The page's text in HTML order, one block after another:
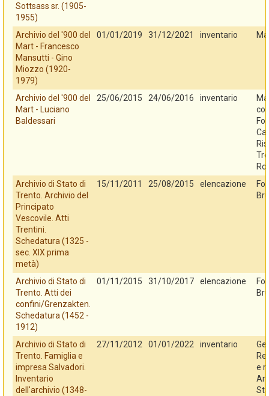
Sottsass sr. (1905-
1955)
Archivio del '900 del
Mart - Francesco
Mansutti - Gino
Miozzo (1920-
1979)
01/01/2019 31/12/2021 inventario
Archivio del '900 del
Mart - Luciano
Baldessari
25/06/2015 24/06/2016 inventario
Archivio di Stato di
Trento. Archivio del
Principato
Vescovile. Atti
Trentini.
Schedatura (1325 -
sec. XIX prima
metà)
15/11/2011 25/08/2015 elencazione
Archivio di Stato di
Trento. Atti dei
confini/Grenzakten.
Schedatura (1452 -
1912)
01/11/2015 31/10/2017 elencazione
Archivio di Stato di
Trento. Famiglia e
impresa Salvadori.
Inventario
dell'archivio (1348-
27/11/2012 01/01/2022 inventario
e